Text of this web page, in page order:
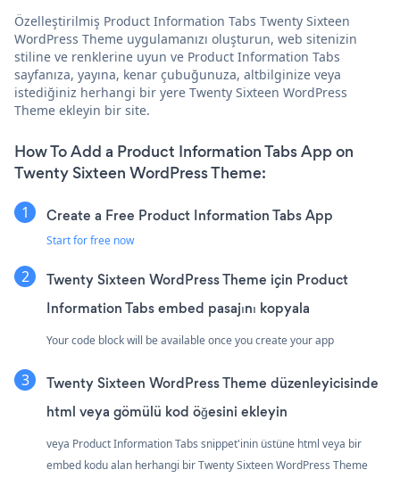
Özelleştirilmiş Product Information Tabs Twenty Sixteen
WordPress Theme uygulamanızı oluşturun, web sitenizin
stiline ve renklerine uyun ve Product Information Tabs
sayfanıza, yayına, kenar çubuğunuza, altbilginize veya
istediğiniz herhangi bir yere Twenty Sixteen WordPress
Theme ekleyin bir site.
How To Add a Product Information Tabs App on
Twenty Sixteen WordPress Theme:
Create a Free Product Information Tabs App
Start for free now
Twenty Sixteen WordPress Theme için Product
Information Tabs embed pasajını kopyala
Your code block will be available once you create your app
Twenty Sixteen WordPress Theme düzenleyicisinde
html veya gömülü kod öğesini ekleyin
veya Product Information Tabs snippet'inin üstüne html veya bir
embed kodu alan herhangi bir Twenty Sixteen WordPress Theme